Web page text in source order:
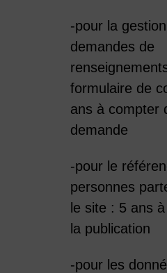
-pour la
demandes de
formulaire de
ans à compter
demande
-pour le
personnes
le site : 5 ans
la publication
-pour les